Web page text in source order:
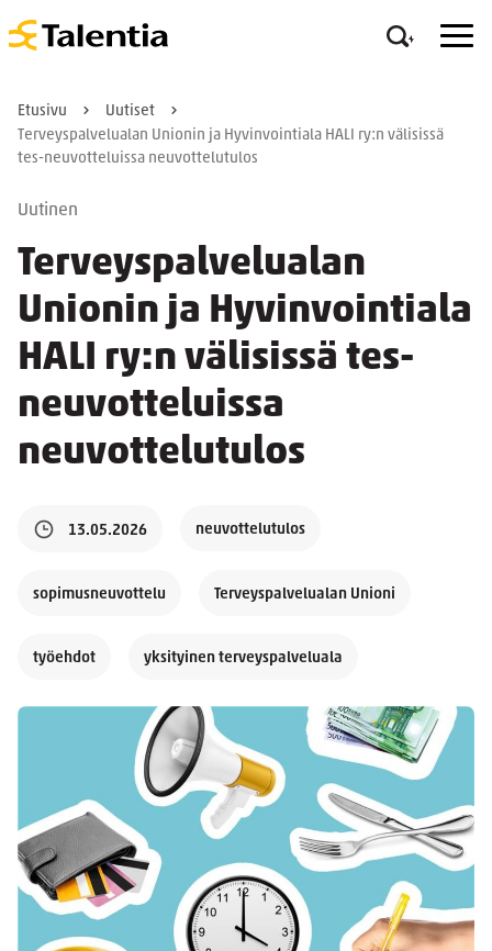
Etusivu
Uutiset
Terveyspalvelualan Unionin ja Hyvinvointiala HALI ry:n välisissä
tes-neuvotteluissa neuvottelutulos
Uutinen
Terveyspalvelualan
Unionin ja Hyvinvointiala
HALI ry:n välisissä tes-
neuvotteluissa
neuvottelutulos
13.05.2026 neuvottelutulos
sopimusneuvottelu Terveyspalvelualan Unioni
työehdot yksityinen terveyspalveluala